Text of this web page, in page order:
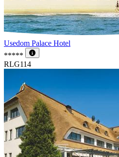
Usedom Palace Hotel
*****
RLG114